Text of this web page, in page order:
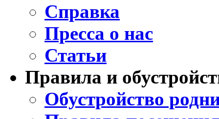
Справка
Пресса о нас
Статьи
Правила и
Обустройство